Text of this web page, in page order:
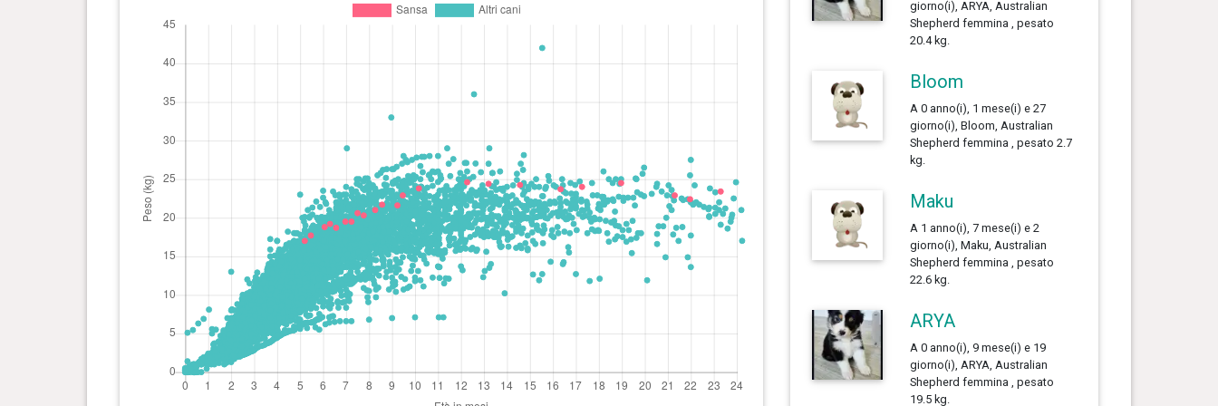
giorno(i)
giorno(i)
21.7 kg
0 anno(i), 8 mese(i) e 8
giorno(i)
21 kg
0 anno(i), 7 mese(i) e 23
20.3 kg
0 anno(i), 7 mese(i) e 15
20.6 kg
0 anno(i), 7 mese(i) e 7
19.5 kg
giorno(i), ARYA, Australian
Shepherd femmina , pesato
20.4 kg.
Bloom
A 0 anno(i), 1 mese(i) e 27
giorno(i), Bloom, Australian
Shepherd femmina , pesato 2.7
kg.
Maku
A 1 anno(i), 7 mese(i) e 2
giorno(i), Maku, Australian
Shepherd femmina , pesato
22.6 kg.
ARYA
A 0 anno(i), 9 mese(i) e 19
giorno(i), ARYA, Australian
Shepherd femmina , pesato
19.5 kg.